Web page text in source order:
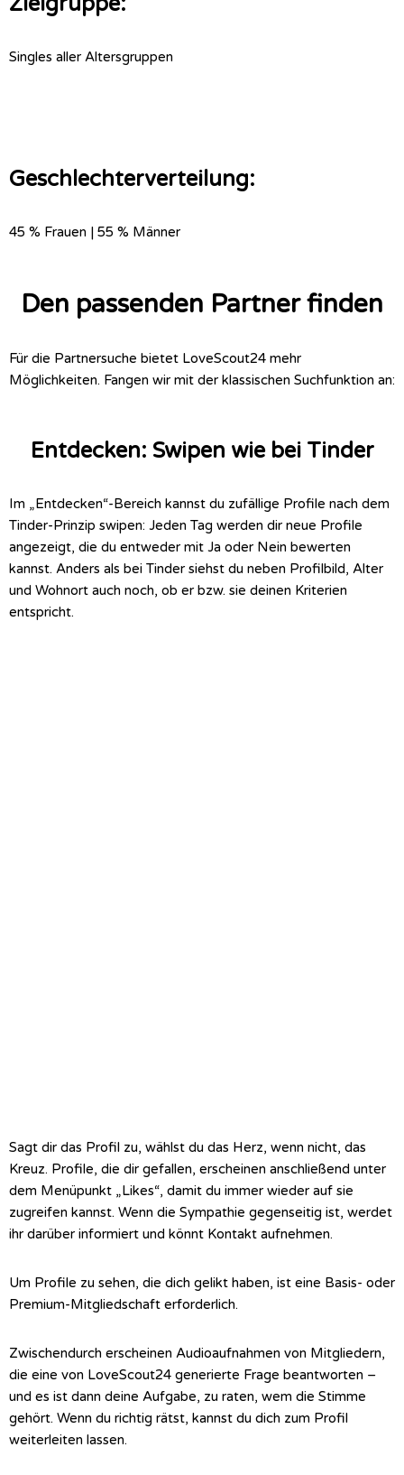
Singles aller Altersgruppen
Geschlechterverteilung:
45 % Frauen | 55 % Männer
Den passenden Partner finden
Für die Partnersuche bietet LoveScout24 mehr
Möglichkeiten. Fangen wir mit der klassischen Suchfunktion an:
Entdecken: Swipen wie bei Tinder
Im „Entdecken“-Bereich kannst du zufällige Profile nach dem
Tinder-Prinzip swipen: Jeden Tag werden dir neue Profile
angezeigt, die du entweder mit Ja oder Nein bewerten
kannst. Anders als bei Tinder siehst du neben Profilbild, Alter
und Wohnort auch noch, ob er bzw. sie deinen Kriterien
entspricht.
Sagt dir das Profil zu, wählst du das Herz, wenn nicht, das
Kreuz. Profile, die dir gefallen, erscheinen anschließend unter
dem Menüpunkt „Likes“, damit du immer wieder auf sie
zugreifen kannst. Wenn die Sympathie gegenseitig ist, werdet
ihr darüber informiert und könnt Kontakt aufnehmen.
Um Profile zu sehen, die dich gelikt haben, ist eine Basis- oder
Premium-Mitgliedschaft erforderlich.
Zwischendurch erscheinen Audioaufnahmen von Mitgliedern,
die eine von LoveScout24 generierte Frage beantworten –
und es ist dann deine Aufgabe, zu raten, wem die Stimme
gehört. Wenn du richtig rätst, kannst du dich zum Profil
weiterleiten lassen.